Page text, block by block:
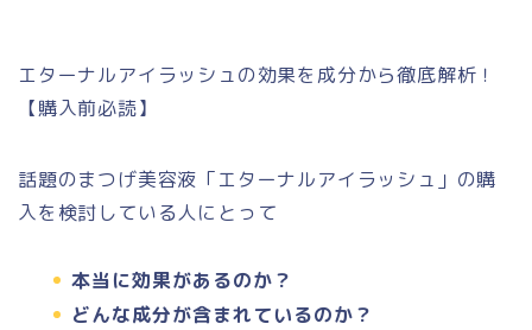
エターナルアイラッシュの効果を成分から徹底解析！
【購入前必読】
話題のまつげ美容液「エターナルアイラッシュ」の購
入を検討している人にとって
本当に効果があるのか？
どんな成分が含まれているのか？